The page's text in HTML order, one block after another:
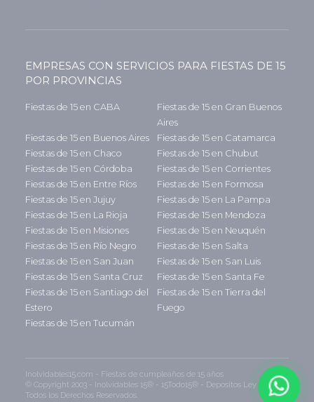
EMPRESAS CON SERVICIOS PARA FIESTAS DE 15
POR PROVINCIAS
Fiestas de 15 en CABA
Fiestas de 15 en Gran Buenos
Aires
Fiestas de 15 en Buenos Aires
Fiestas de 15 en Catamarca
Fiestas de 15 en Chaco
Fiestas de 15 en Chubut
Fiestas de 15 en Córdoba
Fiestas de 15 en Corrientes
Fiestas de 15 en Entre Ríos
Fiestas de 15 en Formosa
Fiestas de 15 en Jujuy
Fiestas de 15 en La Pampa
Fiestas de 15 en La Rioja
Fiestas de 15 en Mendoza
Fiestas de 15 en Misiones
Fiestas de 15 en Neuquén
Fiestas de 15 en Río Negro
Fiestas de 15 en Salta
Fiestas de 15 en San Juan
Fiestas de 15 en San Luis
Fiestas de 15 en Santa Cruz
Fiestas de 15 en Santa Fe
Fiestas de 15 en Santiago del
Estero
Fiestas de 15 en Tierra del
Fuego
Fiestas de 15 en Tucumán
Inolvidables15.com - Fiestas de cumpleaños de 15 años
© Copyright 2003 - Inolvidables 15® - 15Todo15® - Depositos Ley 11.723 -
Todos los Derechos Reservados.